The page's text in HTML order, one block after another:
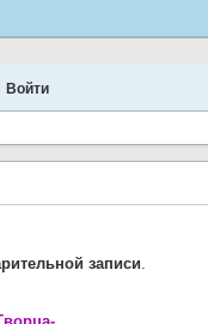
Войти
записи